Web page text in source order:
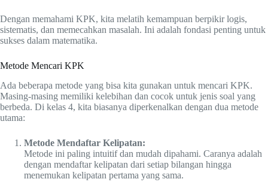
Dengan memahami KPK, kita melatih kemampuan berpikir logis,
sistematis, dan memecahkan masalah. Ini adalah fondasi penting untuk
sukses dalam matematika.
Metode Mencari KPK
Ada beberapa metode yang bisa kita gunakan untuk mencari KPK.
Masing-masing memiliki kelebihan dan cocok untuk jenis soal yang
berbeda. Di kelas 4, kita biasanya diperkenalkan dengan dua metode
utama:
Metode Mendaftar Kelipatan:
Metode ini paling intuitif dan mudah dipahami. Caranya adalah
dengan mendaftar kelipatan dari setiap bilangan hingga
menemukan kelipatan pertama yang sama.